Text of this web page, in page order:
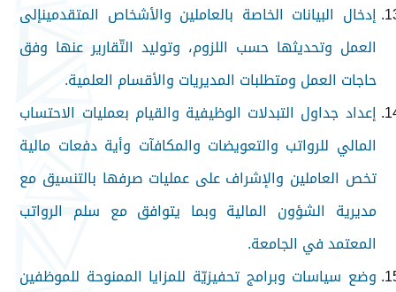
إدخال البيانات الخاصة بالعاملين والأشخاص المتقدمينإلى
العمل وتحديثها حسب اللزوم، وتوليد التّقارير عنها وفق
حاجات العمل ومتطلبات المديريات والأقسام العلمية.
إعداد جداول التبدلات الوظيفية والقيام بعمليات الاحتساب
المالي للرواتب والتعويضات والمكافآت وأية دفعات مالية
تخص العاملين والإشراف على عمليات صرفها بالتنسيق مع
مديرية الشؤون المالية وبما يتوافق مع سلم الرواتب
المعتمد في الجامعة.
وضع سياسات وبرامج تحفيزيّة للمزايا الممنوحة للموظفين